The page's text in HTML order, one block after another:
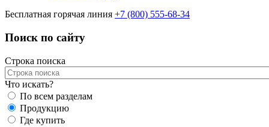
Бесплатная горячая линия +7 (800) 555-68-34
Поиск по сайту
Строка поиска
Что искать?
По всем разделам
Продукцию
Где купить